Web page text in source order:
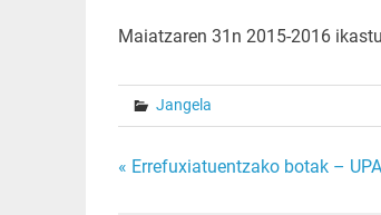
Maiatzaren 31n 2015-2016
Jangela
Bidalketetan
« Errefuxiatuentzako botak –